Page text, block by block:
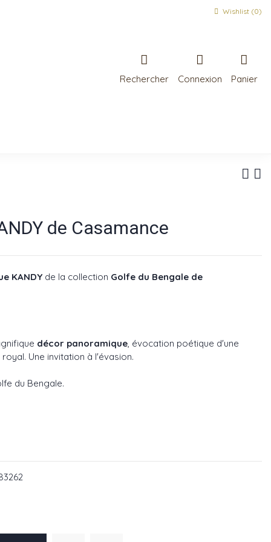
Wishlist (0)
Rechercher Connexion Panier
de Casamance
KANDY de la collection Golfe du Bengale de
décor panoramique, évocation poétique d'une
Une invitation à l'évasion.
du Bengale.